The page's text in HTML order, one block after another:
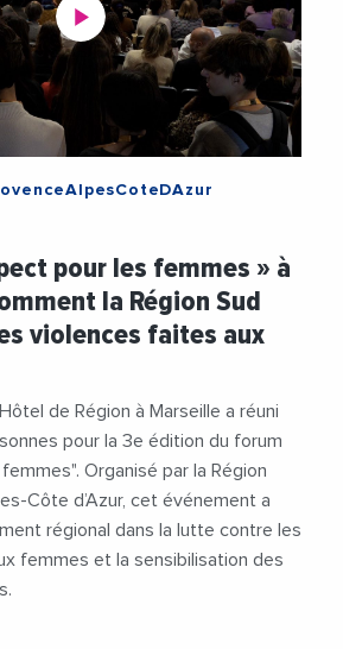
#Videos
pour les femmes » à
la Région Sud
violences faites aux
de Région à Marseille a réuni
pour la 3e édition du forum
Organisé par la Région
Côte d’Azur, cet événement a
régional dans la lutte contre les
femmes et la sensibilisation des